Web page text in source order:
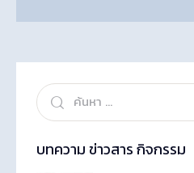
บทความ ข่าวสาร กิจกรรม